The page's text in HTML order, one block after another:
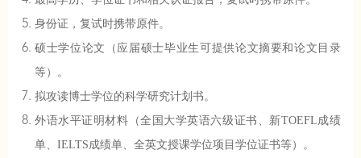
身份证，复试时携带原件。
硕士学位论文（应届硕士毕业生可提供论文摘要和论文目录
等）。
拟攻读博士学位的科学研究计划书。
外语水平证明材料（全国大学英语六级证书、新TOEFL成绩
单、IELTS成绩单、全英文授课学位项目学位证书等）。